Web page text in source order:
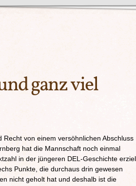
ganz viel
von einem versöhnlichen Abschluss
hat die Mannschaft noch einmal
in der jüngeren DEL-Geschichte
Punkte, die durchaus drin gewesen
nicht geholt hat und deshalb ist die